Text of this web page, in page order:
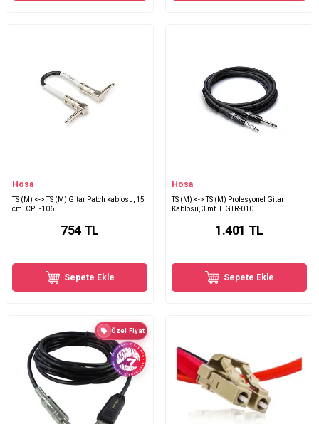
Hosa
TS (M) <-> TS (M) Gitar Patch kablosu, 15
cm. CPE-106
754 TL
Sepete Ekle
Hosa
TS (M) <-> TS (M) Profesyonel Gitar
Kablosu, 3 mt. HGTR-010
1.401 TL
Sepete Ekle
Özel Fiyat